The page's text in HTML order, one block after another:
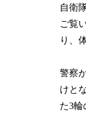
自衛
ご覧
り、
警察
けと
た3輪